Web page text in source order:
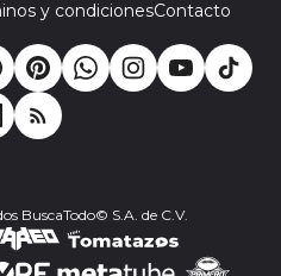
y condicionesContacto
BuscaTodo© S.A. de C.V.